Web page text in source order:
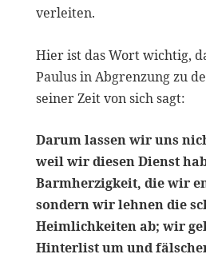
verleiten.
Hier ist das Wort wichtig,
Paulus in Abgrenzung zu
seiner Zeit von sich sagt:
Darum lassen wir uns
weil wir diesen Dienst
Barmherzigkeit, die wir
sondern wir lehnen die
Heimlichkeiten ab; wir
Hinterlist um und